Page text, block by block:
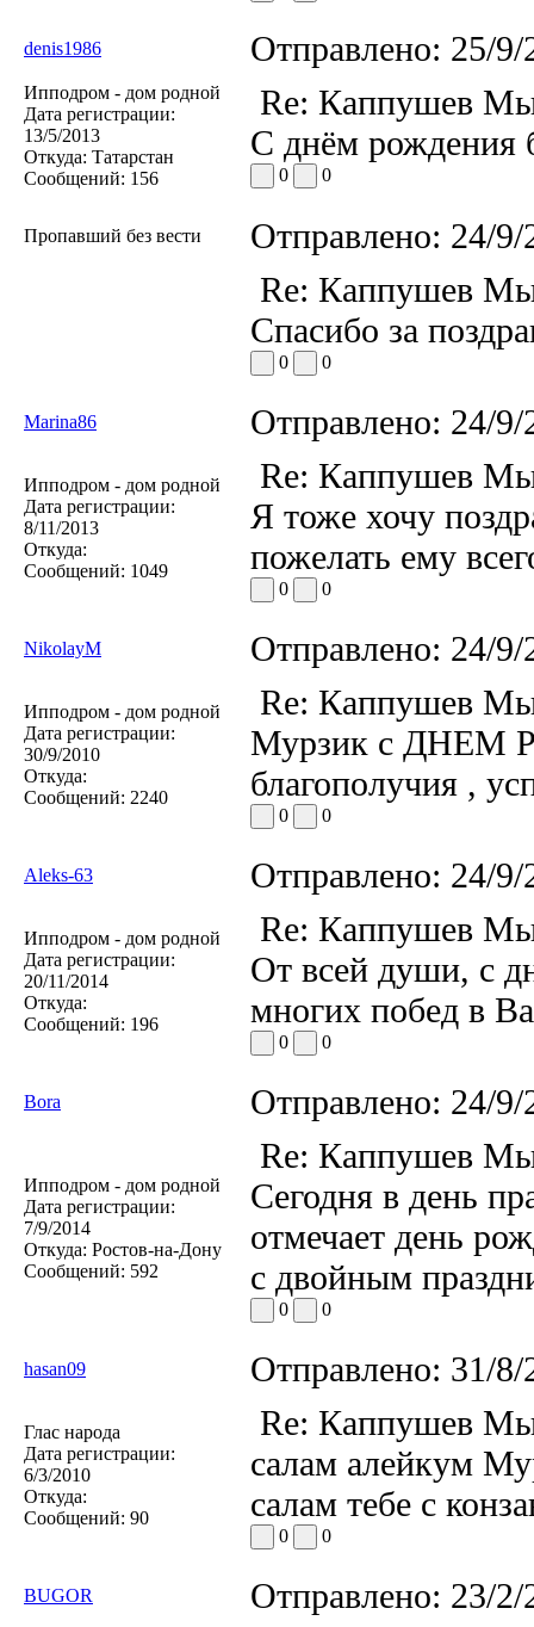
denis1986 Отправлено: 25/
Ипподром - дом родной
Дата регистрации:
13/5/2013
Откуда: Татарстан
Сообщений: 156
Re: Каппушев
С днём рождения
0 0
Пропавший без вести Отправлено: 24/
Re: Каппушев
Спасибо за
0 0
Marina86 Отправлено: 24/
Ипподром - дом родной
Дата регистрации:
8/11/2013
Откуда:
Сообщений: 1049
Re: Каппушев
Я тоже хочу
пожелать ему
0 0
NikolayM Отправлено: 24/
Ипподром - дом родной
Дата регистрации:
30/9/2010
Откуда:
Сообщений: 2240
Re: Каппушев
Мурзик с ДНЕМ
благополучия ,
0 0
Aleks-63 Отправлено: 24/
Ипподром - дом родной
Дата регистрации:
20/11/2014
Откуда:
Сообщений: 196
Re: Каппушев
От всей души, с
многих побед в
0 0
Bora Отправлено: 24/
Ипподром - дом родной
Дата регистрации:
7/9/2014
Откуда: Ростов-на-Дону
Сообщений: 592
Re: Каппушев
Сегодня в день
отмечает день
с двойным
0 0
hasan09 Отправлено: 31/
Глас народа
Дата регистрации:
6/3/2010
Откуда:
Сообщений: 90
Re: Каппушев
салам алейкум
салам тебе с
0 0
BUGOR Отправлено: 23/